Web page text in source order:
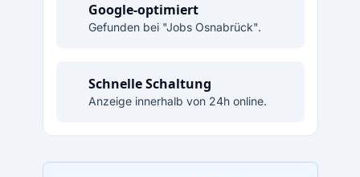
Google-optimiert
Gefunden bei "Jobs Osnabrück".
Schnelle Schaltung
Anzeige innerhalb von 24h online.